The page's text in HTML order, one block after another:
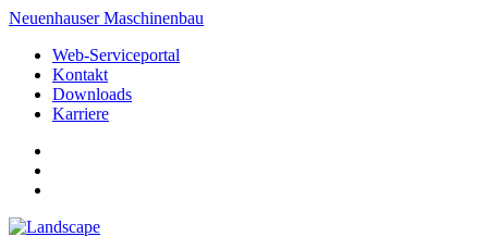
Neuenhauser Maschinenbau
Web-Serviceportal
Kontakt
Downloads
Karriere